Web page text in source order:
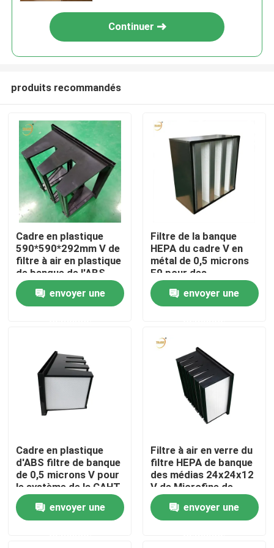
Maison
Produits
Vidéos
Au sujet de nous
Visite d'usine
Contrôle de qualité
Filtre profond du pli HEPA
Pré filtre à air
Continuer
produits recommandés
Cadre en plastique
590*590*292mm V de
filtre à air en plastique
de banque de l'ABS
envoyer une
Filtre de la banque
HEPA du cadre V en
métal de 0,5 microns
F9 pour des
dispositifs de
climatisationenvoyer une
Cadre en plastique
d'ABS filtre de banque
de 0,5 microns V pour
le système de la CAHT
envoyer une
Filtre à air en verre du
filtre HEPA de banque
des médias 24x24x12
V de Microfine de
cadre en plastique
d'ABS envoyer une